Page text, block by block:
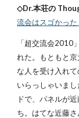
◇Dr.本荘の
流会はスゴかった
「超交流会2010
れた。もともと
な人を受け入れ
いらっしゃいま
ドで、パネルが
ち。はてな近藤